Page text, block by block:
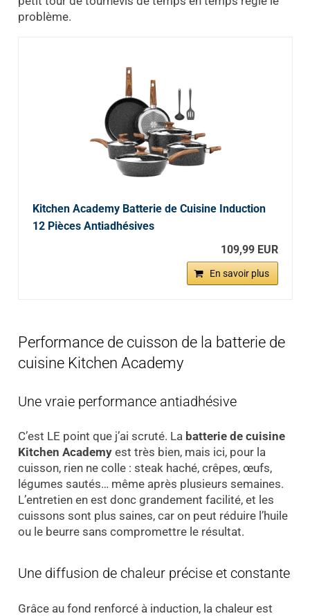
problème.
Kitchen Academy Batterie de Cuisine Induction
12 Pièces Antiadhésives
109,99 EUR
En savoir plus
Performance de cuisson de la batterie de
cuisine Kitchen Academy
Une vraie performance antiadhésive
C’est LE point que j’ai scruté. La batterie de cuisine
Kitchen Academyest très bien, mais ici, pour la
cuisson, rien ne colle : steak haché, crêpes, œufs,
légumes sautés… même après plusieurs semaines.
L’entretien en est donc grandement facilité, et les
cuissons sont plus saines, car on peut réduire l’huile
ou le beurre sans compromettre le résultat.
Une diffusion de chaleur précise et constante
Grâce au fond renforcé à induction, la chaleur est